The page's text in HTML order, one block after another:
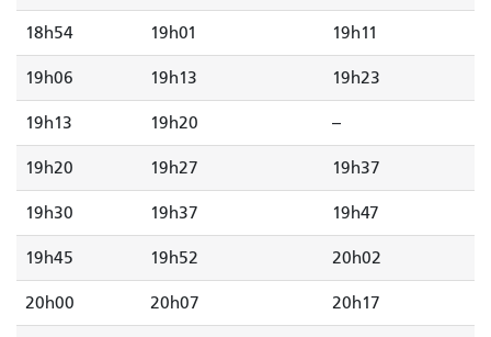
18h54 19h01 19h11
19h06 19h13 19h23
19h13 19h20 --
19h20 19h27 19h37
19h30 19h37 19h47
19h45 19h52 20h02
20h00 20h07 20h17